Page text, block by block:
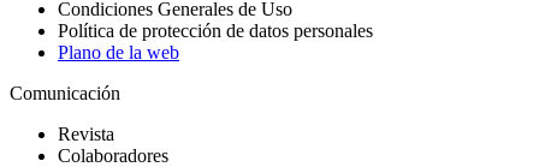
Condiciones Generales de Uso
Política de protección de datos personales
Plano de la web
Comunicación
Revista
Colaboradores